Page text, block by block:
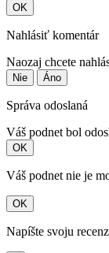
OK
Nahlásiť komentár
Naozaj chcete
Nie Áno
Správa odoslaná
Váš podnet bol
OK
Váš podnet nie je
OK
Napíšte svoju